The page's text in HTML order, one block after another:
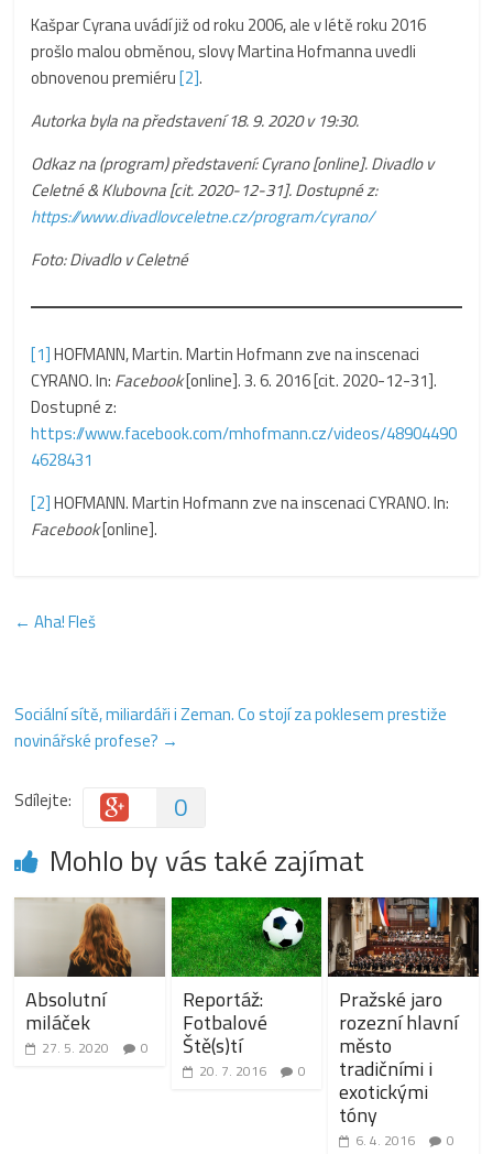
Kašpar Cyrana uvádí již od roku 2006, ale v létě roku 2016
prošlo malou obměnou, slovy Martina Hofmanna uvedli
obnovenou premiéru[2].
Autorka byla na představení 18. 9. 2020 v 19:30.
Odkaz na (program) představení: Cyrano [online]. Divadlo v
Celetné & Klubovna [cit. 2020-12-31]. Dostupné z:
https://www.divadlovceletne.cz/program/cyrano/
Foto: Divadlo v Celetné
[1]HOFMANN, Martin. Martin Hofmann zve na inscenaci
CYRANO. In: Facebook[online]. 3. 6. 2016 [cit. 2020-12-31].
Dostupné z:
https://www.facebook.com/mhofmann.cz/videos/48904490
4628431
[2]HOFMANN. Martin Hofmann zve na inscenaci CYRANO. In:
Facebook[online].
← Aha! Fleš
Sociální sítě, miliardáři i Zeman. Co stojí za poklesem prestiže
novinářské profese? →
Sdílejte: 0
Mohlo by vás také zajímat
Absolutní
miláček
27. 5. 2020 0
Reportáž:
Fotbalové
Ště(s)tí
20. 7. 2016 0
Pražské jaro
rozezní hlavní
město
tradičními i
exotickými
tóny
6. 4. 2016 0